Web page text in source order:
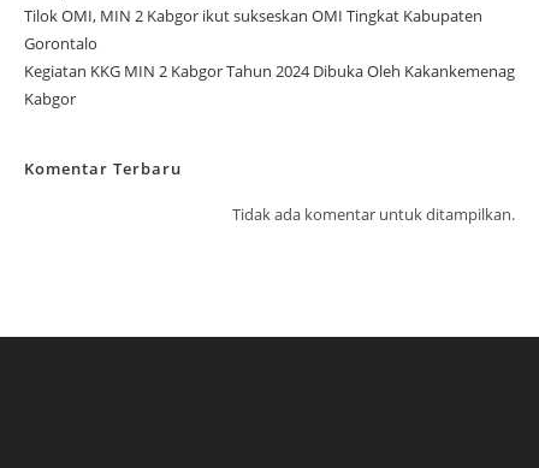
Tilok OMI, MIN 2 Kabgor ikut sukseskan OMI Tingkat Kabupaten
Gorontalo
Kegiatan KKG MIN 2 Kabgor Tahun 2024 Dibuka Oleh Kakankemenag
Kabgor
Komentar Terbaru
Tidak ada komentar untuk ditampilkan.